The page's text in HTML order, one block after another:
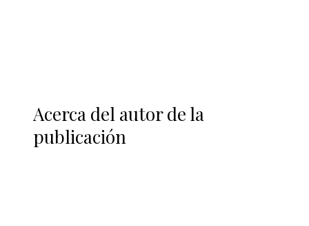
Acerca del autor de la
publicación